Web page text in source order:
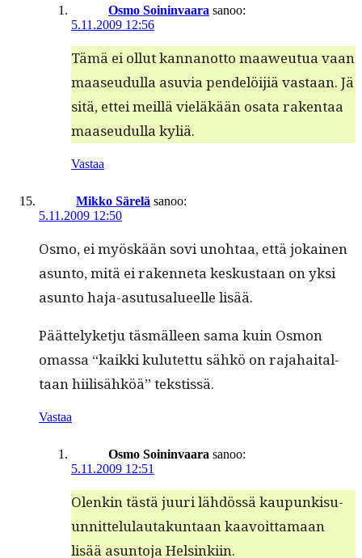
Osmo Soininvaara sanoo:
5.11.2009 12:56
Tämä ei ollut kan­nan­ot­to maaweu­tua vaan
maaseudul­la asu­via pen­delöi­jiä vas­taan. Jä
sitä, ettei meil­lä vieläkään osa­ta rak­en­taa
maaseudul­la kyliä.
Vastaa
Mikko Särelä sanoo:
5.11.2009 12:50
Osmo, ei myöskään sovi uno­htaa, että jokainen
asun­to, mitä ei raken­neta keskus­taan on yksi
asun­to haja-asu­tusalueelle lisää.
Päät­te­lyketju täs­mälleen sama kuin Osmon
omas­sa “kaik­ki kulutet­tu sähkö on raja­haital­
taan hiil­isähköä” tekstissä.
Vastaa
Osmo Soininvaara sanoo:
5.11.2009 12:51
Olenkin tästä juuri lähdössä kaupunkisu­
un­nit­telu­lau­takun­taan kaavoit­ta­maan
lisää asun­to­ja Helsinkiin.